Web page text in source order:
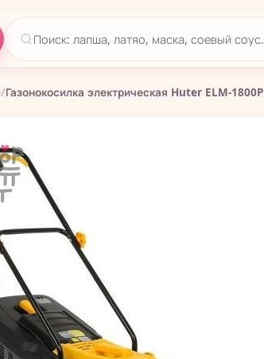
/Газонокосилка электрическая Huter ELM-1800P